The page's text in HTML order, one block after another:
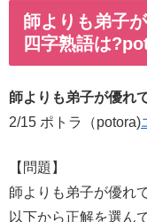
師よりも弟子
四字熟語は
師よりも弟子が優れ
2/15 ポトラ（potora)
【問題】
師よりも弟子が優れ
以下から正解を選ん